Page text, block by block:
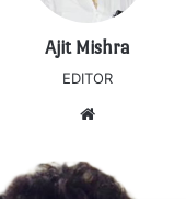
Ajit Mishra
EDITOR